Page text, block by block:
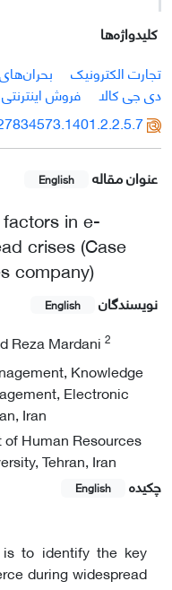
کلیدواژه‌ها
تجارت الکترونیک
دی جی کالا
فروش اینترنتی
عنوان مقاله English
in e-
crises (Case
company)
نویسندگان English
Reza Mardani 2
Knowledge
Electronic
Iran
Human Resources
Tehran, Iran
چکیده
English
to identify the key
during widespread